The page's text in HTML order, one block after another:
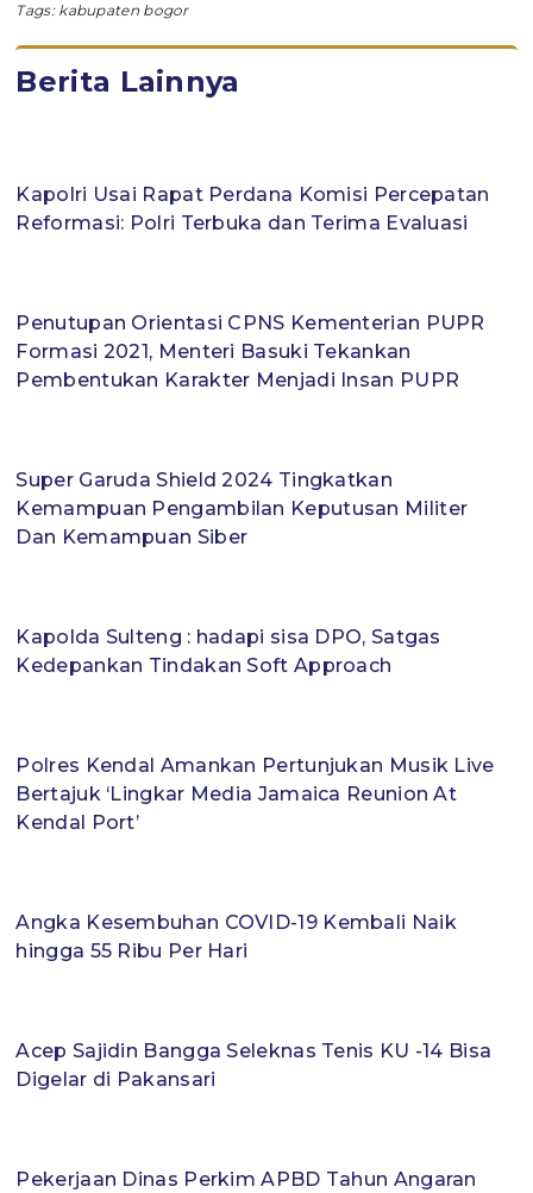
Tags: kabupaten bogor
Berita Lainnya
Kapolri Usai Rapat Perdana Komisi Percepatan
Reformasi: Polri Terbuka dan Terima Evaluasi
Penutupan Orientasi CPNS Kementerian PUPR
Formasi 2021, Menteri Basuki Tekankan
Pembentukan Karakter Menjadi Insan PUPR
Super Garuda Shield 2024 Tingkatkan
Kemampuan Pengambilan Keputusan Militer
Dan Kemampuan Siber
Kapolda Sulteng : hadapi sisa DPO, Satgas
Kedepankan Tindakan Soft Approach
Polres Kendal Amankan Pertunjukan Musik Live
Bertajuk ‘Lingkar Media Jamaica Reunion At
Kendal Port’
Angka Kesembuhan COVID-19 Kembali Naik
hingga 55 Ribu Per Hari
Acep Sajidin Bangga Seleknas Tenis KU -14 Bisa
Digelar di Pakansari
Pekerjaan Dinas Perkim APBD Tahun Angaran